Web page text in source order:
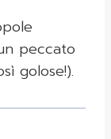
peccato
golose!).